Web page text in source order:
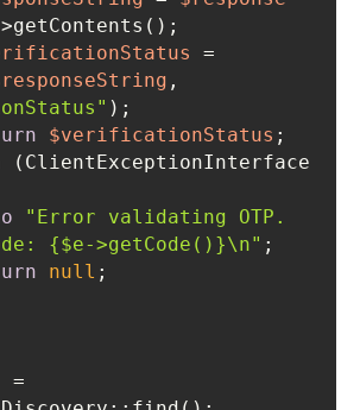
=
$verificationStatus
"Error validating OTP.
{$e->getCode()}\n"
null
=